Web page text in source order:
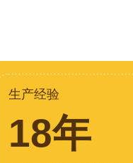
生产经验
18年